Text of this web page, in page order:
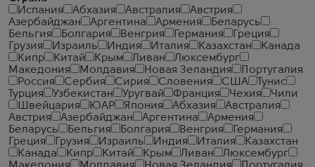
Испания
Абхазия Австралия
Австрия
Азербайджан
Аргентина Армения
Беларусь
Бельгия
Болгария Венгрия Германия
Греция
Грузия
Израиль Индия Италия Казахстан
Канада
Кипр
Китай Крым Ливан
Люксембург
Македония
Молдавия Новая Зеландия
Португалия
Россия
Сербия Сирия Словения США
Тунис
Турция
Узбекистан Уругвай Франция Чехия
Чили
Швейцария
ЮАР Япония Абхазия
Австралия
Австрия
Азербайджан Аргентина
Армения
Беларусь
Бельгия Болгария Венгрия
Германия
Греция
Грузия Израиль Индия Италия
Казахстан
Канада
Кипр Китай Крым Ливан
Люксембург